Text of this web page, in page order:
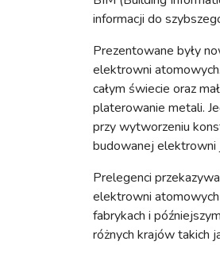
informacji do
Prezentowane były
elektrowni
całym świecie oraz
platerowanie metali.
przy wytworzeniu
budowanej
Prelegenci
elektrowni
fabrykach i
różnych krajów takich